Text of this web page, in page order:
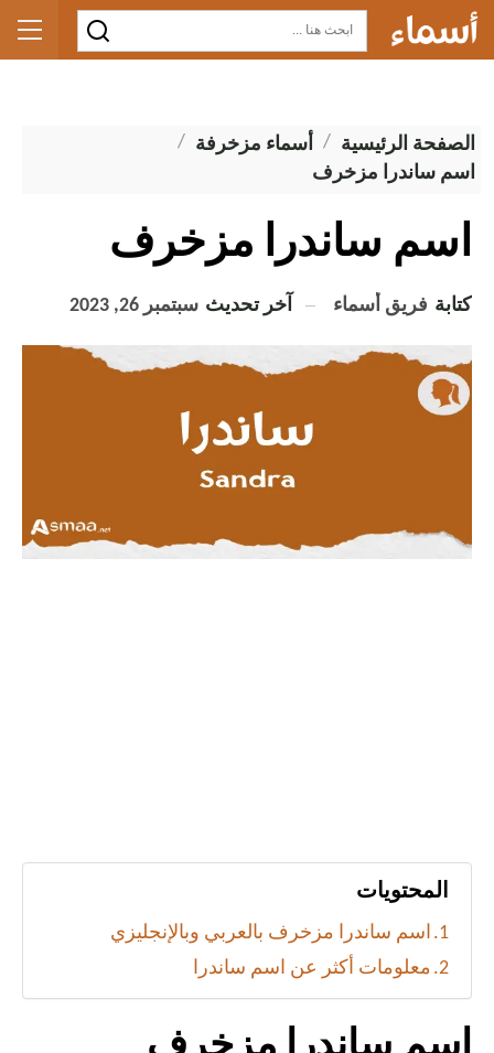
الصفحة الرئيسية
أسماء مزخرفة
اسم ساندرا مزخرف
اسم ساندرا مزخرف
كتابة فريق أسماء آخر تحديث سبتمبر 26, 2023
المحتويات
اسم ساندرا مزخرف بالعربي وبالإنجليزي
معلومات أكثر عن اسم ساندرا